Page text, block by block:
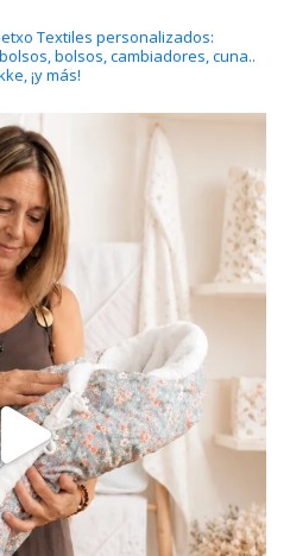
Textiles personalizados:
bolsos, cambiadores, cuna..
¡y más!